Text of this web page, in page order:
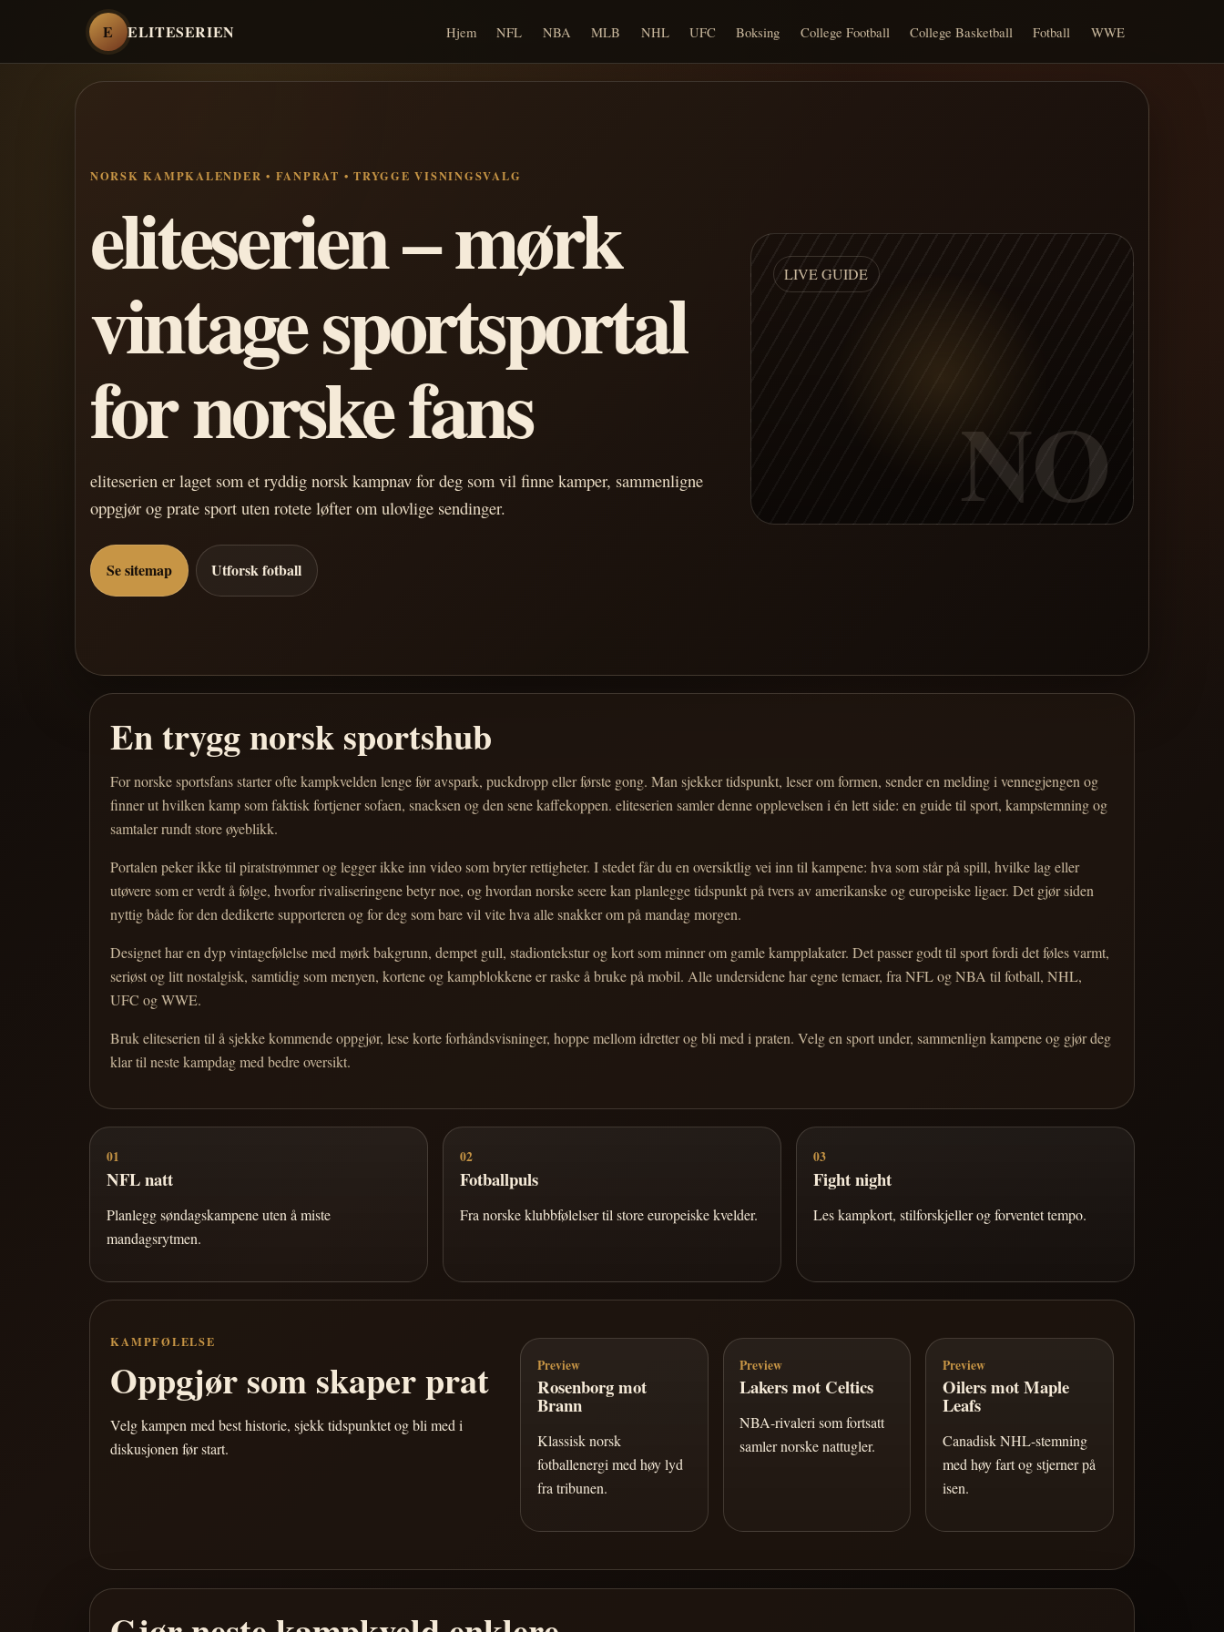
E ELITESERIEN Hjem NFL NBA MLB NHL UFC Boksing College Football College Basketball Fotball WWE
NORSK KAMPKALENDER • FANPRAT • TRYGGE VISNINGSVALG
eliteserien – mørk
vintage sportsportal
for norske fans
eliteserien er laget som et ryddig norsk kampnav for deg som vil finne kamper, sammenligne
oppgjør og prate sport uten rotete løfter om ulovlige sendinger.
Se sitemap Utforsk fotball
LIVE GUIDE
NO
En trygg norsk sportshub
For norske sportsfans starter ofte kampkvelden lenge før avspark, puckdropp eller første gong. Man sjekker tidspunkt, leser om formen, sender en melding i vennegjengen og
finner ut hvilken kamp som faktisk fortjener sofaen, snacksen og den sene kaffekoppen. eliteserien samler denne opplevelsen i én lett side: en guide til sport, kampstemning og
samtaler rundt store øyeblikk.
Portalen peker ikke til piratstrømmer og legger ikke inn video som bryter rettigheter. I stedet får du en oversiktlig vei inn til kampene: hva som står på spill, hvilke lag eller
utøvere som er verdt å følge, hvorfor rivaliseringene betyr noe, og hvordan norske seere kan planlegge tidspunkt på tvers av amerikanske og europeiske ligaer. Det gjør siden
nyttig både for den dedikerte supporteren og for deg som bare vil vite hva alle snakker om på mandag morgen.
Designet har en dyp vintagefølelse med mørk bakgrunn, dempet gull, stadiontekstur og kort som minner om gamle kampplakater. Det passer godt til sport fordi det føles varmt,
seriøst og litt nostalgisk, samtidig som menyen, kortene og kampblokkene er raske å bruke på mobil. Alle undersidene har egne temaer, fra NFL og NBA til fotball, NHL,
UFC og WWE.
Bruk eliteserien til å sjekke kommende oppgjør, lese korte forhåndsvisninger, hoppe mellom idretter og bli med i praten. Velg en sport under, sammenlign kampene og gjør deg
klar til neste kampdag med bedre oversikt.
01
NFL natt
Planlegg søndagskampene uten å miste
mandagsrytmen.
02
Fotballpuls
Fra norske klubbfølelser til store europeiske kvelder.
03
Fight night
Les kampkort, stilforskjeller og forventet tempo.
KAMPFØLELSE
Oppgjør som skaper prat
Velg kampen med best historie, sjekk tidspunktet og bli med i
diskusjonen før start.
Preview
Rosenborg mot
Brann
Klassisk norsk
fotballenergi med høy lyd
fra tribunen.
Preview
Lakers mot Celtics
NBA-rivaleri som fortsatt
samler norske nattugler.
Preview
Oilers mot Maple
Leafs
Canadisk NHL-stemning
med høy fart og stjerner på
isen.